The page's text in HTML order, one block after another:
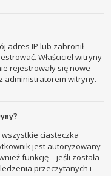
adres IP lub zabronił
Właściciel witryny
rejestrowały się nowe
administratorem witryny.
?
ciasteczka
jest autoryzowany
funkcję – jeśli została
przeczytanych i